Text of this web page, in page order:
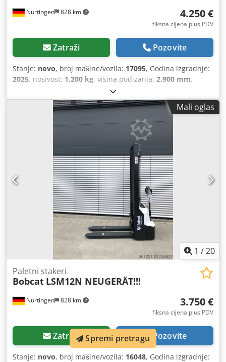
Nürtingen 828 km 4.250 €
fiksna cijena plus PDV
Zatraži Pozovite
Stanje: novo, broj mašine/vozila: 17095, Godina izgradnje:
2025, nosivost: 1.200 kg, visina podizanja: 2.900 mm,
, vrsta goriva:
jarbola:simpleks, građevinska visina:1.970 mm, napon
24 V, duljina vilica:1.150 mm, ukupna masa:665
Mali oglas
1 /20
Nürtingen 828 km
Paletni stakeri
Bobcat LSM12N NEUGERÄT!!!
3.750 €
fiksna cijena plus PDV
Zatraži Pozovite
Stanje: novo, broj mašine/vozila: 16048, Godina izgradnje:
Spremi pretragu